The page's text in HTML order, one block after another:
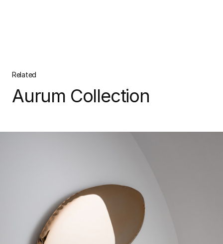
Related
Aurum Collection